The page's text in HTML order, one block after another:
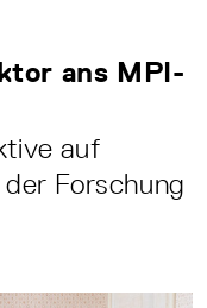
ans MPI-
auf
Forschung